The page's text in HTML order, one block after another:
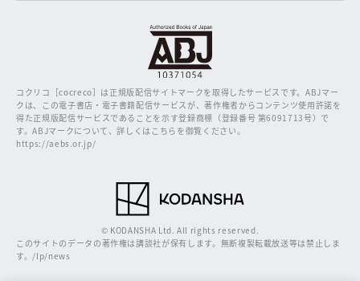
コクリコ［cocreco］は正規版配信サイトマークを取得したサービスです。ABJマー
クは、この電子書店・電子書籍配信サービスが、著作権者からコンテンツ使用許諾を
得た正規版配信サービスであることを示す登録商標（登録番号 第6091713号）で
す。ABJマークについて、詳しくはこちらを御覧ください。
https://aebs.or.jp/
© KODANSHA Ltd. All rights reserved.
このサイトのデータの著作権は講談社が保有します。無断複製転載放送等は禁止しま
す。/lp/news